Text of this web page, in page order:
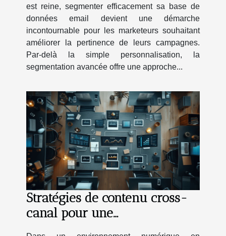
est reine, segmenter efficacement sa base de
données email devient une démarche
incontournable pour les marketeurs souhaitant
améliorer la pertinence de leurs campagnes.
Par-delà la simple personnalisation, la
segmentation avancée offre une approche...
Stratégies de contenu cross-
canal pour une